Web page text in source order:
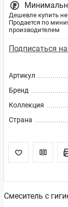
Артикул
Бренд
Коллекция
Страна
Дешевле купить
Продается по
производителем
Подписаться
Смеситель с